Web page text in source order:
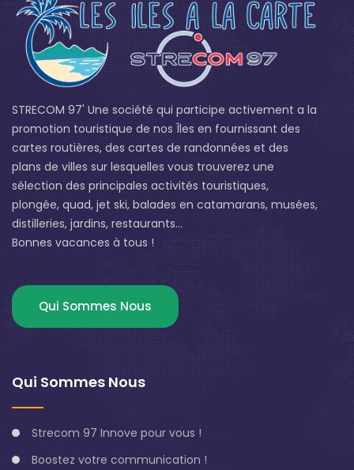
STRECOM 97' Une société qui participe activement a la
promotion touristique de nos Îles en fournissant des
cartes routières, des cartes de randonnées et des
plans de villes sur lesquelles vous trouverez une
sélection des principales activités touristiques,
plongée, quad, jet ski, balades en catamarans, musées,
distilleries, jardins, restaurants...
Bonnes vacances à tous !
Qui Sommes Nous
Qui Sommes Nous
Strecom 97 Innove pour vous !
Boostez votre communication !